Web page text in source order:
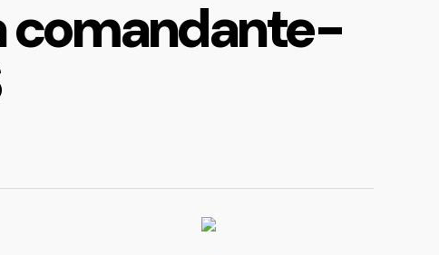
comandante-